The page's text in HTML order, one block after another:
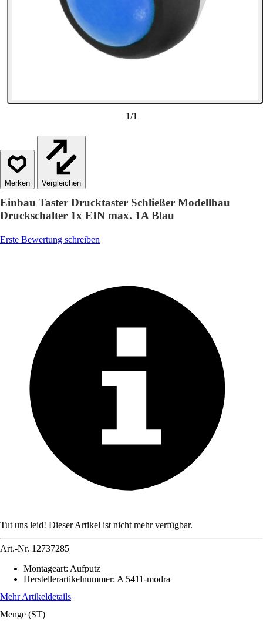
1/1
Vergleichen
Einbau Taster Drucktaster Schließer Modellbau
Druckschalter 1x EIN max. 1A Blau
Erste Bewertung schreiben
Tut uns leid! Dieser Artikel ist nicht mehr verfügbar.
Art.-Nr. 12737285
Montageart: Aufputz
Herstellerartikelnummer: A 5411-modra
Mehr Artikeldetails
Menge (ST)